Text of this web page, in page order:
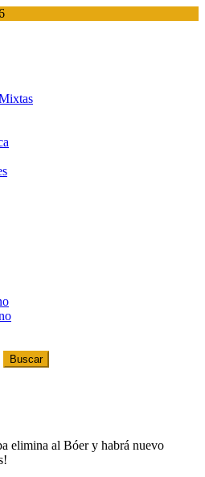
elimina al Bóer y habrá nuevo